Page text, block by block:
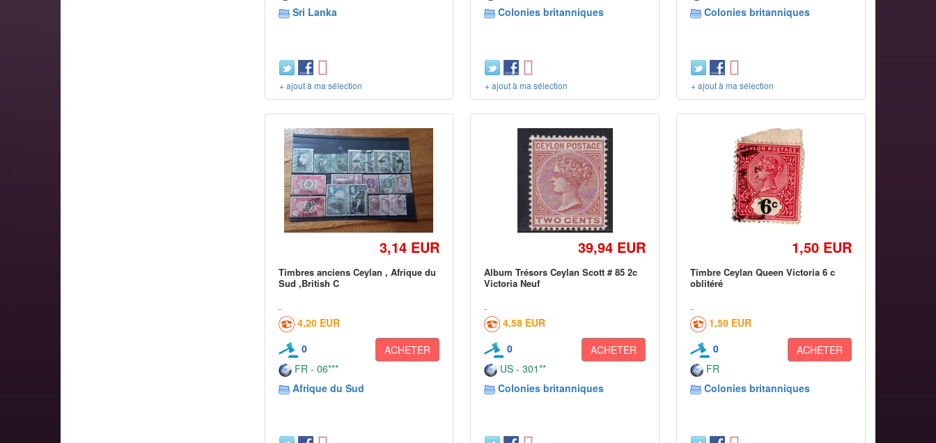
Sri Lanka
+ ajout à ma sélection
Colonies britanniques
+ ajout à ma sélection
Colonies britanniques
+ ajout à ma sélection
3,14 EUR
Timbres anciens Ceylan , Afrique du
Sud ,British C
4,20 EUR
0
ACHETER
FR - 06***
Afrique du Sud
39,94 EUR
Album Trésors Ceylan Scott # 85 2c
Victoria Neuf
4,58 EUR
0
ACHETER
US - 301**
Colonies britanniques
1,50 EUR
Timbre Ceylan Queen Victoria 6 c
oblitéré
1,50 EUR
0
ACHETER
FR
Colonies britanniques